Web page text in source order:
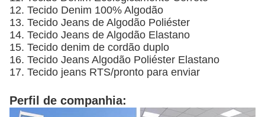
12. Tecido Denim 100% Algodão
13. Tecido Jeans de Algodão Poliéster
14. Tecido Jeans de Algodão Elastano
15. Tecido denim de cordão duplo
16. Tecido Jeans Algodão Poliéster Elastano
17. Tecido jeans RTS/pronto para enviar
Perfil de companhia: